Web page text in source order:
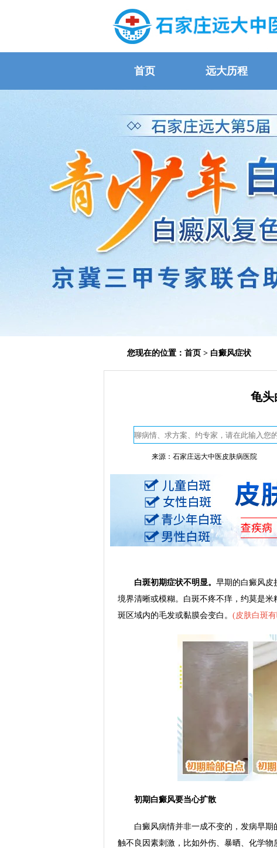
首页 远大历程
您现在的位置： 首页 > 白癜风症状
龟头
来源：石家庄远大中医皮肤病医院
白斑初期症状不明显。 早期的白癜风皮
境界清晰或模糊。白斑不疼不痒，约莫是
斑区域内的毛发或黏膜会变白。 (皮肤白斑有
初期白癜风要当心扩散
白癜风病情并非一成不变的，发病早期
触不良因素刺激，比如外伤、暴晒、化学物